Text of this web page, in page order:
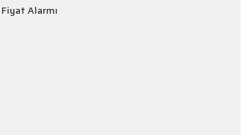
Fiyat Alarmı